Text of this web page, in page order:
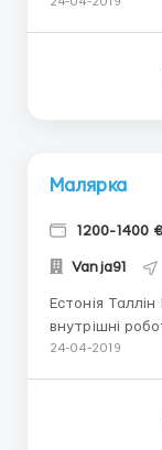
Малярка
1200-1400 €
Vanja91
Естонія Таллін Внутрішні роботи чоловіки на
внутрішні
Документи:
Робочих
24-04-2019